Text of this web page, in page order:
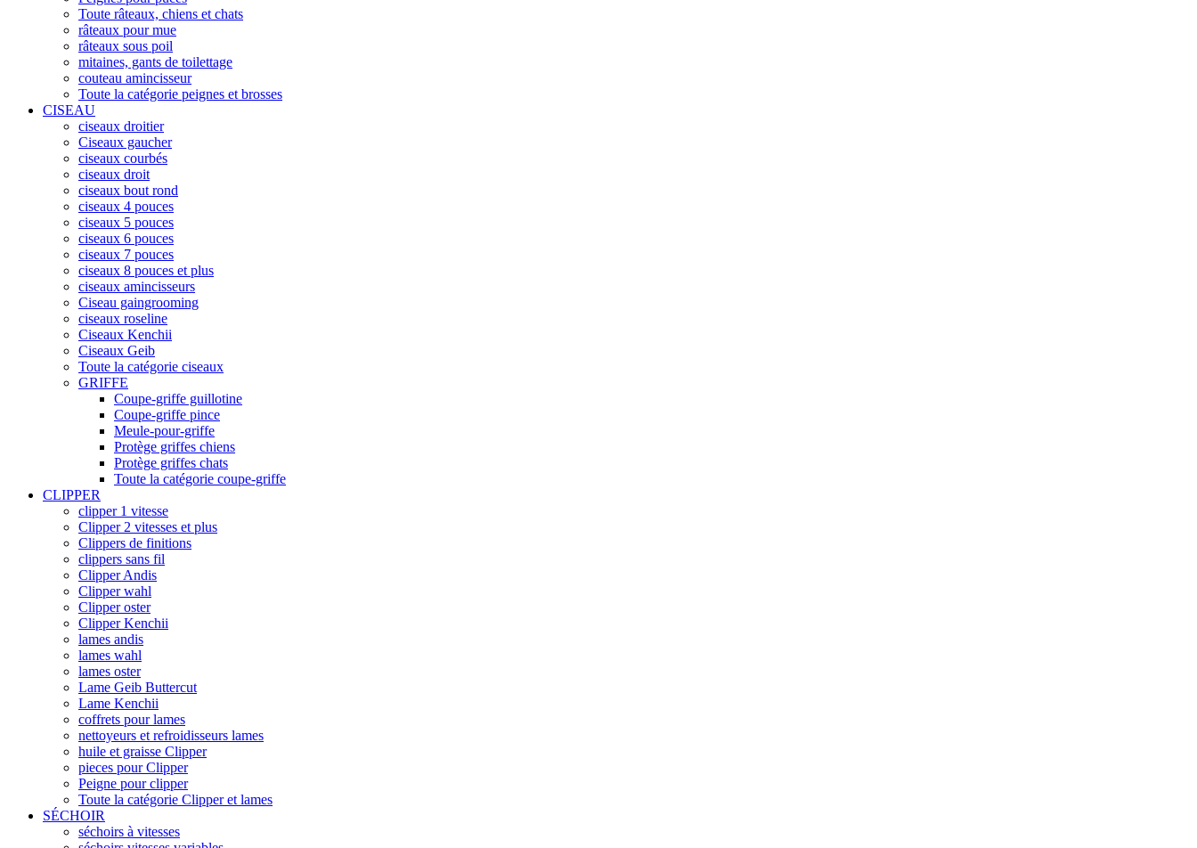
Toute râteaux, chiens et chats
râteaux pour mue
râteaux sous poil
mitaines, gants de toilettage
couteau amincisseur
Toute la catégorie peignes et brosses
CISEAU
ciseaux droitier
Ciseaux gaucher
ciseaux courbés
ciseaux droit
ciseaux bout rond
ciseaux 4 pouces
ciseaux 5 pouces
ciseaux 6 pouces
ciseaux 7 pouces
ciseaux 8 pouces et plus
ciseaux amincisseurs
Ciseau gaingrooming
ciseaux roseline
Ciseaux Kenchii
Ciseaux Geib
Toute la catégorie ciseaux
GRIFFE
Coupe-griffe guillotine
Coupe-griffe pince
Meule-pour-griffe
Protège griffes chiens
Protège griffes chats
Toute la catégorie coupe-griffe
CLIPPER
clipper 1 vitesse
Clipper 2 vitesses et plus
Clippers de finitions
clippers sans fil
Clipper Andis
Clipper wahl
Clipper oster
Clipper Kenchii
lames andis
lames wahl
lames oster
Lame Geib Buttercut
Lame Kenchii
coffrets pour lames
nettoyeurs et refroidisseurs lames
huile et graisse Clipper
pieces pour Clipper
Peigne pour clipper
Toute la catégorie Clipper et lames
SÉCHOIR
séchoirs à vitesses